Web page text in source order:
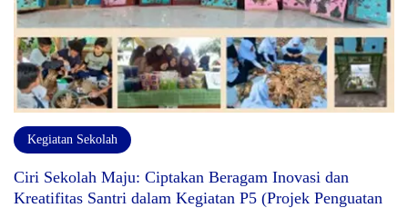
Kegiatan Sekolah
Ciri Sekolah Maju: Ciptakan Beragam Inovasi dan
Kreatifitas Santri dalam Kegiatan P5 (Projek Penguatan